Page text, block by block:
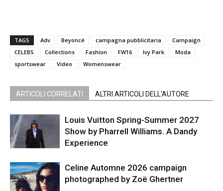
TAGS Adv Beyoncé campagna pubblicitaria
Campaign
CELEBS
Collections Fashion FW16 Ivy Park
Moda
sportswear
Video Womenswear
ARTICOLI CORRELATI ALTRI ARTICOLI DELL'AUTORE
Louis Vuitton Spring-Summer 2027
Show by Pharrell Williams. A Dandy
Experience
Celine Automne 2026 campaign
photographed by Zoë Ghertner